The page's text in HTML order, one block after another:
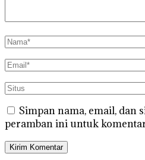
Simpan nama, email, dan
peramban ini untuk